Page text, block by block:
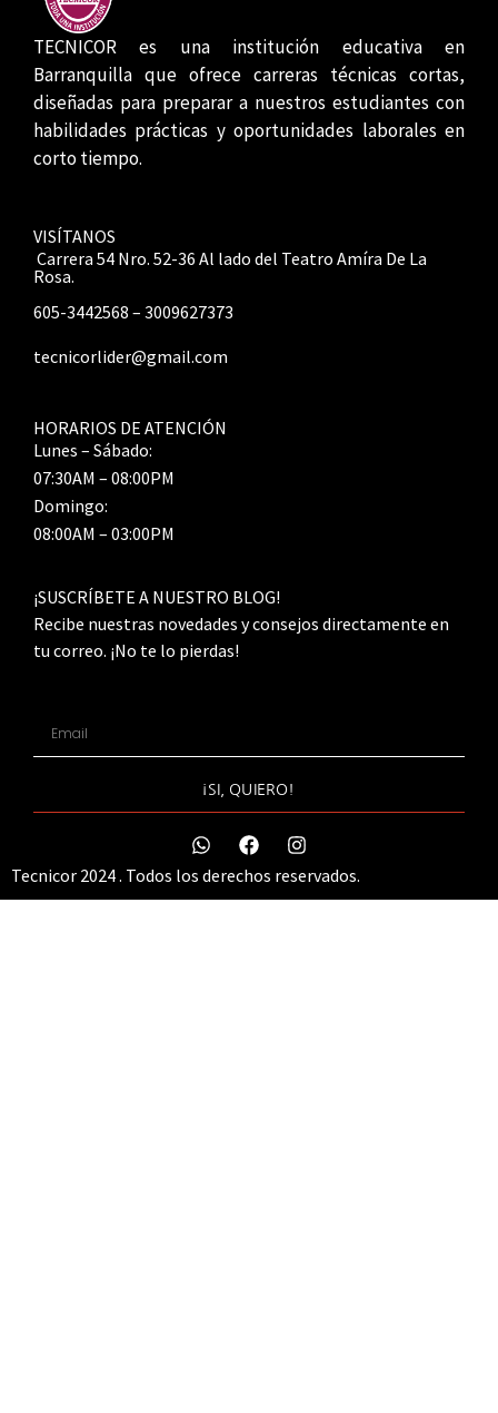
TECNICOR es una institución educativa en
Barranquilla que ofrece carreras técnicas cortas,
diseñadas para preparar a nuestros estudiantes con
habilidades prácticas y oportunidades laborales en
corto tiempo.
VISÍTANOS
Carrera 54 Nro. 52-36 Al lado del Teatro Amíra De La
Rosa.
605-3442568 – 3009627373
tecnicorlider@gmail.com
HORARIOS DE ATENCIÓN
Lunes – Sábado:
07:30AM – 08:00PM
Domingo:
08:00AM – 03:00PM
¡SUSCRÍBETE A NUESTRO BLOG!
Recibe nuestras novedades y consejos directamente en
tu correo. ¡No te lo pierdas!
¡SI, QUIERO!
Tecnicor 2024 . Todos los derechos reservados.